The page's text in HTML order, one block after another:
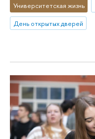
Университетская жизнь
День открытых дверей